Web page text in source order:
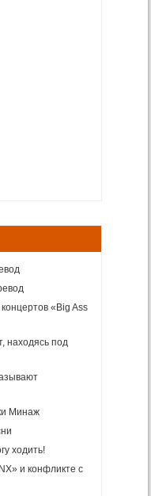
«Big Ass
находясь под
Минаж
ходить!
и конфликте с